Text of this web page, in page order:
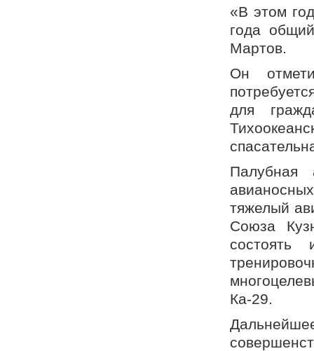
«В этом
года
Мартов.
Он
для
Палубная
тяжелый
Союза
состоять
Ка-29.